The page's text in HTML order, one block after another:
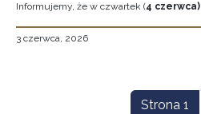
Informujemy, że w czwartek (4 czerwca)
3 czerwca, 2026
Strona 1